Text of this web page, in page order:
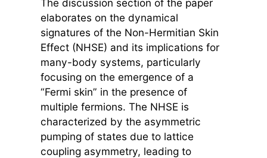
The discussion section of the paper
elaborates on the dynamical
signatures of the Non-Hermitian Skin
Effect (NHSE) and its implications for
many-body systems, particularly
focusing on the emergence of a
“Fermi skin” in the presence of
multiple fermions. The NHSE is
characterized by the asymmetric
pumping of states due to lattice
coupling asymmetry, leading to